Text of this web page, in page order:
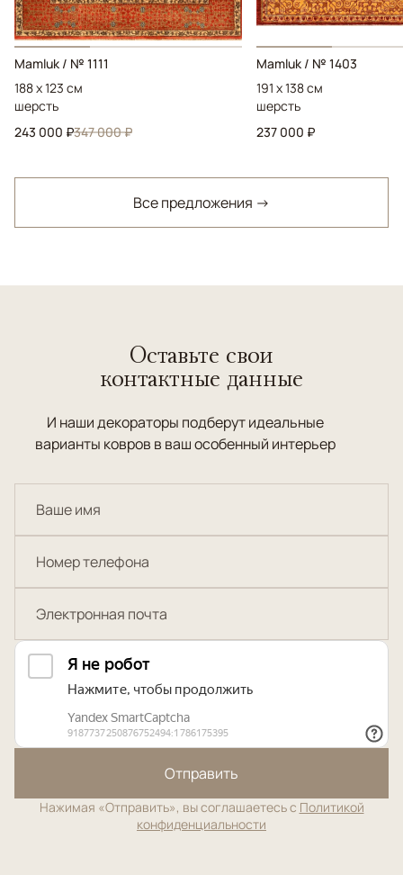
Mamluk / № 1111
188 x 123 см
шерсть
243 000 ₽347 000 ₽
Mamluk / № 1403
191 x 138 см
шерсть
237 000 ₽
Все предложения →
Оставьте свои
контактные данные
И наши декораторы подберут идеальные
варианты ковров в ваш особенный интерьер
Отправить
Нажимая «Отправить», вы соглашаетесь с Политикой
конфиденциальности